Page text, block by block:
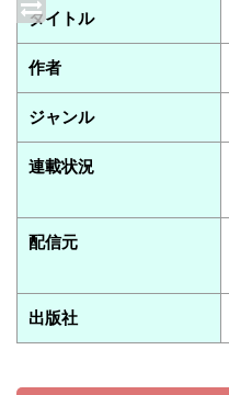
タイトル
作者
ジャンル
連載状況
配信元
出版社